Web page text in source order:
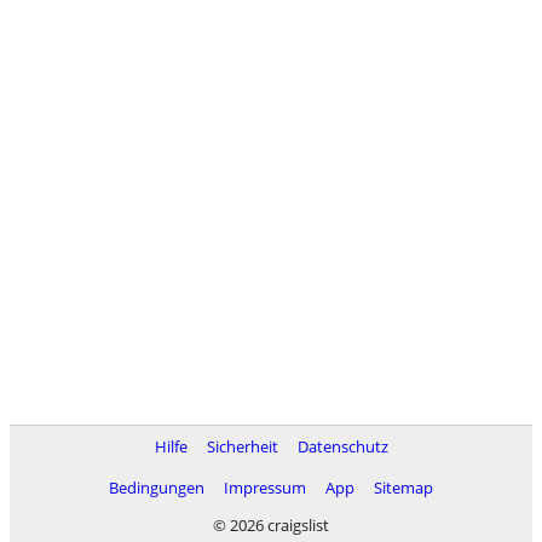
Hilfe Sicherheit
Datenschutz
Bedingungen
Impressum App
Sitemap
© 2026 craigslist